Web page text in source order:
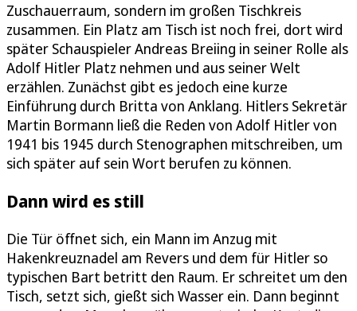
Zuschauerraum, sondern im großen Tischkreis
zusammen. Ein Platz am Tisch ist noch frei, dort wird
später Schauspieler Andreas Breiing in seiner Rolle als
Adolf Hitler Platz nehmen und aus seiner Welt
erzählen. Zunächst gibt es jedoch eine kurze
Einführung durch Britta von Anklang. Hitlers Sekretär
Martin Bormann ließ die Reden von Adolf Hitler von
1941 bis 1945 durch Stenographen mitschreiben, um
sich später auf sein Wort berufen zu können.
Dann wird es still
Die Tür öffnet sich, ein Mann im Anzug mit
Hakenkreuznadel am Revers und dem für Hitler so
typischen Bart betritt den Raum. Er schreitet um den
Tisch, setzt sich, gießt sich Wasser ein. Dann beginnt